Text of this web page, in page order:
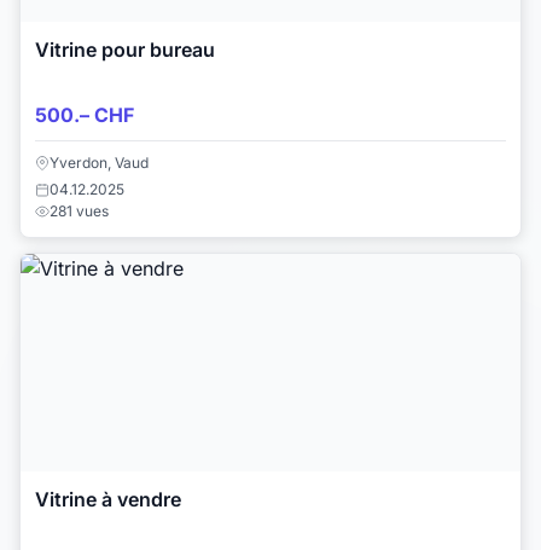
Vitrine pour bureau
500.– CHF
Yverdon, Vaud
04.12.2025
281 vues
Vitrine à vendre